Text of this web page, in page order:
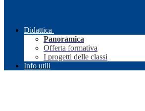
Didattica
Panoramica
Offerta formativa
I progetti delle classi
Info utili